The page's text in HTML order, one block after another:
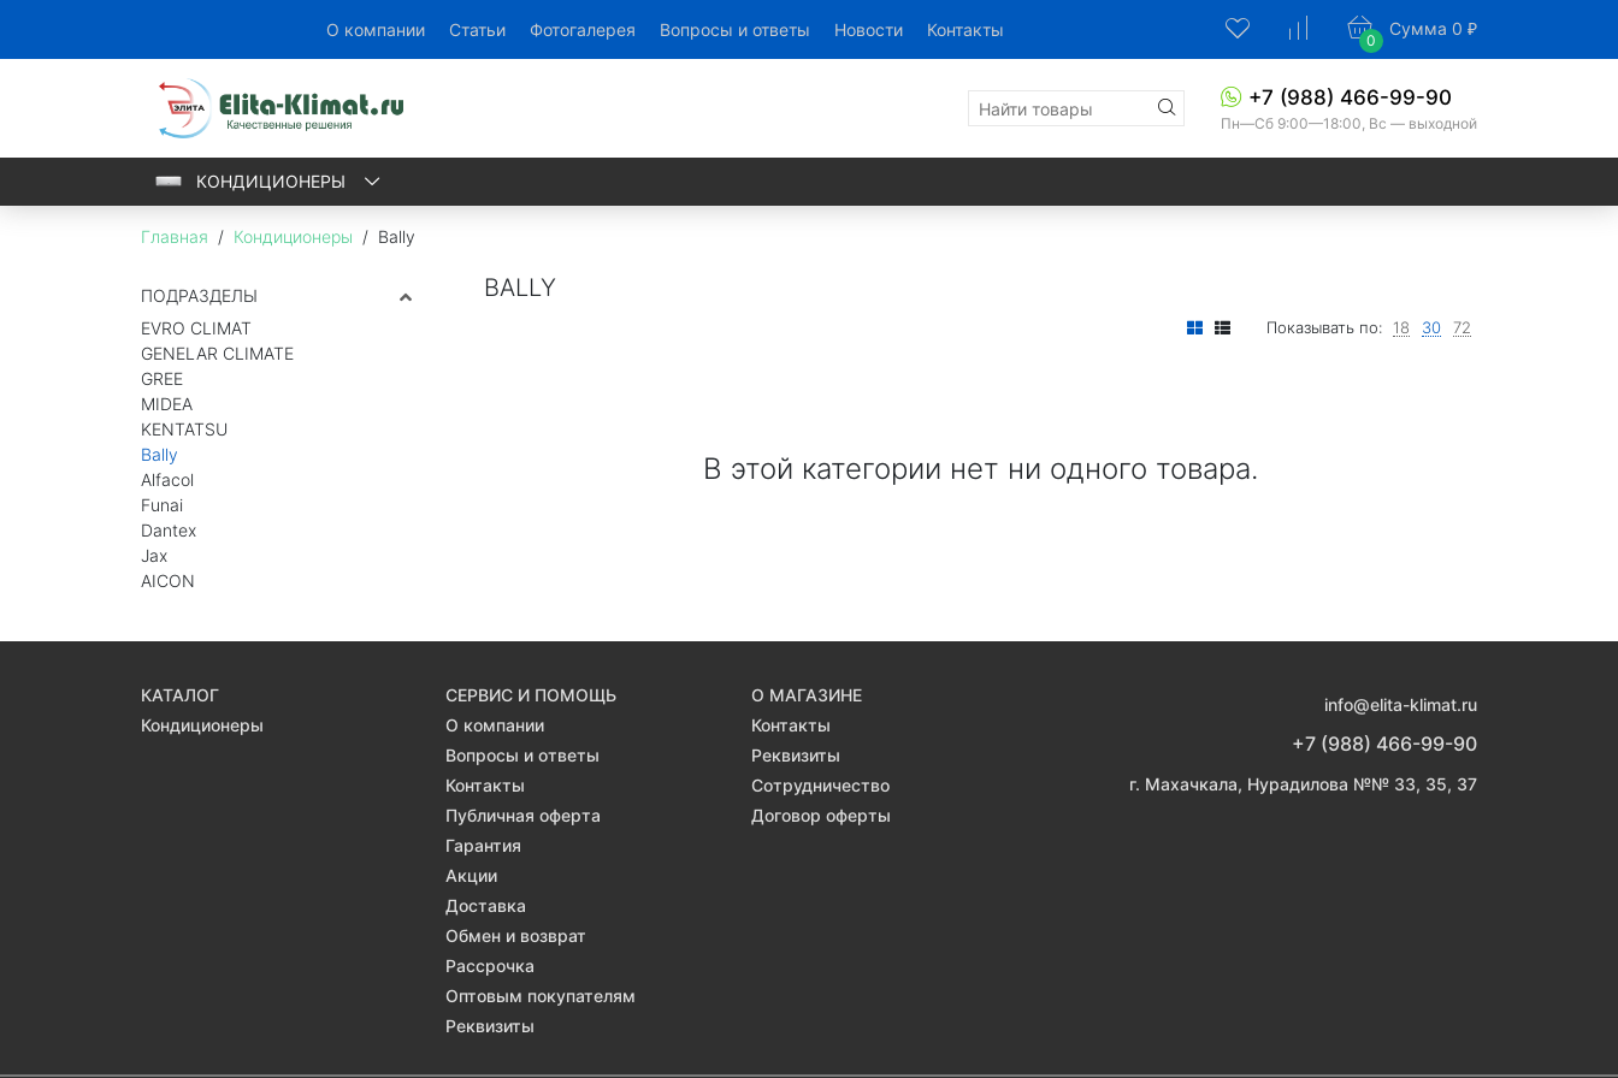
О компании Статьи Фотогалерея Вопросы и ответы Новости Контакты
0
Сумма 0 ₽
+7 (988) 466-99-90
Пн—Сб 9:00—18:00, Вс — выходной
КОНДИЦИОНЕРЫ
BALLY ALFACOL
DANTEX
Главная / Кондиционеры / Bally
ПОДРАЗДЕЛЫ
EVRO CLIMAT
GENELAR CLIMATE
GREE
MIDEA
KENTATSU
Bally
Alfacol
Funai
Dantex
Jax
AICON
BALLY
Показывать по: 18 30 72
В этой категории нет ни одного товара.
КАТАЛОГ
Кондиционеры
СЕРВИС И ПОМОЩЬ
О компании
Вопросы и ответы
Контакты
Публичная оферта
Гарантия
Акции
Доставка
Обмен и возврат
Рассрочка
Оптовым покупателям
Реквизиты
О МАГАЗИНЕ
Контакты
Реквизиты
Сотрудничество
Договор оферты
info@elita-klimat.ru
+7 (988) 466-99-90
г. Махачкала, Нурадилова №№ 33, 35, 37